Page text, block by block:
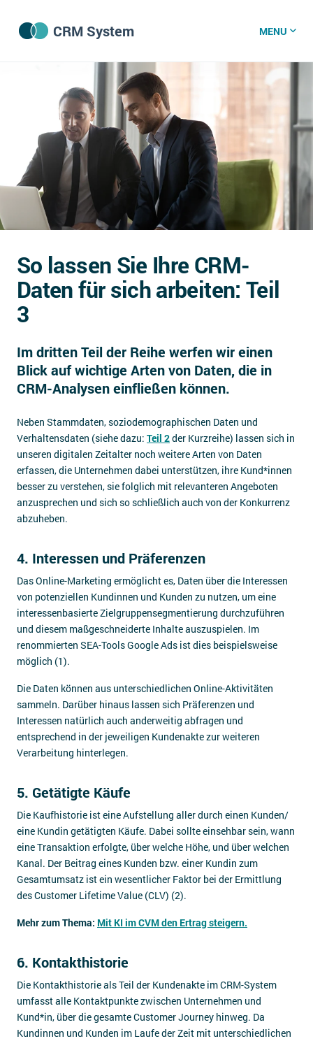
CRM System
CRM Software
CRM Wissenszentrum
CRM News
Was ist CRM?
Offene Stellen bei CRM-Lieferanten
Über uns
DSGVO/GDPR
Kontakt
MENU
So lassen Sie Ihre CRM-
Daten für sich arbeiten: Teil
3
Im dritten Teil der Reihe werfen wir einen
Blick auf wichtige Arten von Daten, die in
CRM-Analysen einfließen können.
Neben Stammdaten, soziodemographischen Daten und
Verhaltensdaten (siehe dazu: Teil 2der Kurzreihe) lassen sich in
unseren digitalen Zeitalter noch weitere Arten von Daten
erfassen, die Unternehmen dabei unterstützen, ihre Kund*innen
besser zu verstehen, sie folglich mit relevanteren Angeboten
anzusprechen und sich so schließlich auch von der Konkurrenz
abzuheben.
4. Interessen und Präferenzen
Das Online-Marketing ermöglicht es, Daten über die Interessen
von potenziellen Kundinnen und Kunden zu nutzen, um eine
interessenbasierte Zielgruppensegmentierung durchzuführen
und diesem maßgeschneiderte Inhalte auszuspielen. Im
renommierten SEA-Tools Google Ads ist dies beispielsweise
möglich (1).
Die Daten können aus unterschiedlichen Online-Aktivitäten
sammeln. Darüber hinaus lassen sich Präferenzen und
Interessen natürlich auch anderweitig abfragen und
entsprechend in der jeweiligen Kundenakte zur weiteren
Verarbeitung hinterlegen.
5. Getätigte Käufe
Die Kaufhistorie ist eine Aufstellung aller durch einen Kunden/
eine Kundin getätigten Käufe. Dabei sollte einsehbar sein, wann
eine Transaktion erfolgte, über welche Höhe, und über welchen
Kanal. Der Beitrag eines Kunden bzw. einer Kundin zum
Gesamtumsatz ist ein wesentlicher Faktor bei der Ermittlung
des Customer Lifetime Value (CLV) (2).
Mehr zum Thema: Mit KI im CVM den Ertrag steigern.
6. Kontakthistorie
Die Kontakthistorie als Teil der Kundenakte im CRM-System
umfasst alle Kontaktpunkte zwischen Unternehmen und
Kund*in, über die gesamte Customer Journey hinweg. Da
Kundinnen und Kunden im Laufe der Zeit mit unterschiedlichen